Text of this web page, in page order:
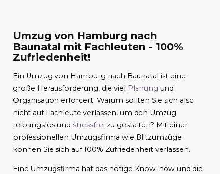
Umzug von Hamburg nach
Baunatal mit Fachleuten - 100%
Zufriedenheit!
Ein Umzug von Hamburg nach Baunatal ist eine
große Herausforderung, die viel Planung und
Organisation erfordert. Warum sollten Sie sich also
nicht auf Fachleute verlassen, um den Umzug
reibungslos und stressfrei zu gestalten? Mit einer
professionellen Umzugsfirma wie Blitzumzüge
können Sie sich auf 100% Zufriedenheit verlassen.
Eine Umzugsfirma hat das nötige Know-how und die